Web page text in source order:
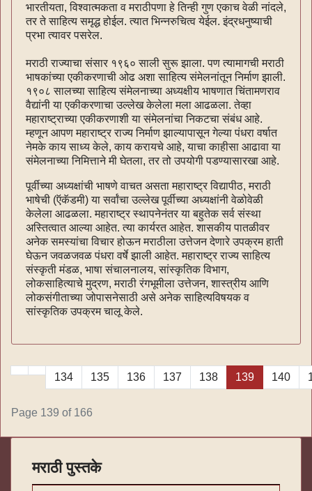
भारतीयता, विश्वात्मकता व मराठीपणा हे तिन्ही गुण एकाच वेळी नांदले,
तर ते साहित्य समृद्ध होईल. त्यात भिन्नरुचित्व येईल. इंद्रधनुष्याची
प्रभा त्यावर पसरेल.
मराठी राज्याचा संसार १९६० साली सुरू झाला. पण त्यामागची मराठी
भाषकांच्या एकीकरणाची ओढ अशा साहित्य संमेलनांतून निर्माण झाली.
१९०८ सालच्या साहित्य संमेलनाच्या अध्यक्षीय भाषणात चिंतामणराव
वैद्यांनी या एकीकरणाचा उल्लेख केलेला मला आढळला. तेव्हा
महाराष्ट्राच्या एकीकरणाशी या संमेलनांचा निकटचा संबंध आहे.
म्हणून आपण महाराष्ट्र राज्य निर्माण झाल्यापासून गेल्या पंधरा वर्षात
नेमके काय साध्य केले, काय करायचे आहे, याचा काहीसा आढावा या
संमेलनाच्या निमित्ताने मी घेतला, तर तो उपयोगी पडण्यासारखा आहे.
पूर्वीच्या अध्यक्षांची भाषणे वाचत असता महाराष्ट्र विद्यापीठ, मराठी
भाषेची (ऍकॅडमी) या सर्वांचा उल्लेख पूर्वीच्या अध्यक्षांनी वेळोवेळी
केलेला आढळला. महाराष्ट्र स्थापनेनंतर या बहुतेक सर्व संस्था
अस्तित्वात आल्या आहेत. त्या कार्यरत आहेत. शासकीय पातळीवर
अनेक समस्यांचा विचार होऊन मराठीला उत्तेजन देणारे उपक्रम हाती
घेऊन जवळजवळ पंधरा वर्षे झाली आहेत. महाराष्ट्र राज्य साहित्य
संस्कृती मंडळ, भाषा संचालनालय, सांस्कृतिक विभाग,
लोकसाहित्याचे मुद्रण, मराठी रंगभूमीला उत्तेजन, शास्त्रीय आणि
लोकसंगीताच्या जोपासनेसाठी असे अनेक साहित्यविषयक व
सांस्कृतिक उपक्रम चालू केले.
134 135 136 137 138 139 140
Page 139 of 166
मराठी पुस्तके